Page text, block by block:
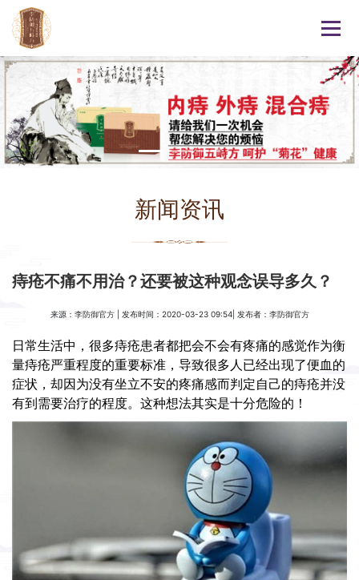
新闻资讯
痔疮不痛不用治？还要被这种观念误导多久？
来源： 李防御官方| 发布时间：2020-03-23 09:54| 发布者： 李防御官方
日常生活中，很多痔疮患者都把会不会有疼痛的感觉作为衡
量痔疮严重程度的重要标准，导致很多人已经出现了便血的
症状，却因为没有坐立不安的疼痛感而判定自己的痔疮并没
有到需要治疗的程度。这种想法其实是十分危险的！